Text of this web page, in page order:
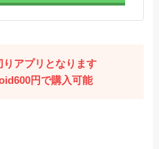
アプリとなります
円で購入可能